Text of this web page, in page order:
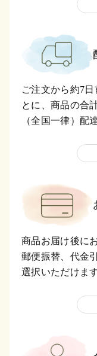
ご注文から約7
とに、商品の合
（全国一律）配
商品お届け後に
郵便振替、代金
選択いただけます